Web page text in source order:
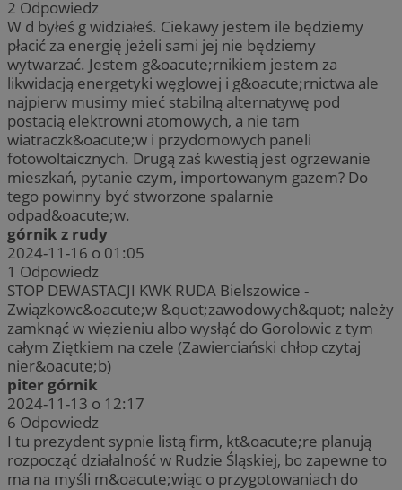
2 Odpowiedz
W d byłeś g widziałeś. Ciekawy jestem ile będziemy
płacić za energię jeżeli sami jej nie będziemy
wytwarzać. Jestem g&oacute;rnikiem jestem za
likwidacją energetyki węglowej i g&oacute;rnictwa ale
najpierw musimy mieć stabilną alternatywę pod
postacią elektrowni atomowych, a nie tam
wiatraczk&oacute;w i przydomowych paneli
fotowoltaicznych. Drugą zaś kwestią jest ogrzewanie
mieszkań, pytanie czym, importowanym gazem? Do
tego powinny być stworzone spalarnie
odpad&oacute;w.
górnik z rudy
2024-11-16 o 01:05
1 Odpowiedz
STOP DEWASTACJI KWK RUDA Bielszowice -
Związkowc&oacute;w &quot;zawodowych&quot; należy
zamknąć w więzieniu albo wysłąć do Gorolowic z tym
całym Ziętkiem na czele (Zawierciański chłop czytaj
nier&oacute;b)
piter górnik
2024-11-13 o 12:17
6 Odpowiedz
I tu prezydent sypnie listą firm, kt&oacute;re planują
rozpocząć działalność w Rudzie Śląskiej, bo zapewne to
ma na myśli m&oacute;wiąc o przygotowaniach do